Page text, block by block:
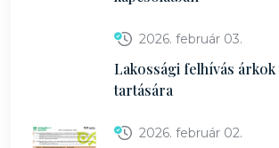
2026. február 03.
Lakossági felhívás árkok
tartására
2026. február 02.